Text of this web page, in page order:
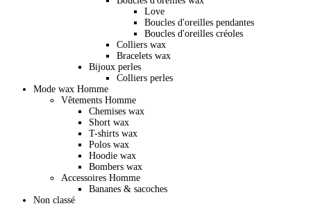
Love
Boucles d'oreilles pendantes
Boucles d'oreilles créoles
Colliers wax
Bracelets wax
Bijoux perles
Colliers perles
Mode wax Homme
Vêtements Homme
Chemises wax
Short wax
T-shirts wax
Polos wax
Hoodie wax
Bombers wax
Accessoires Homme
Bananes & sacoches
Non classé